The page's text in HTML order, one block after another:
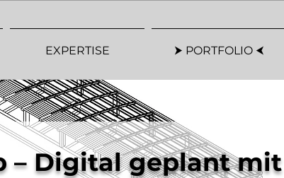
EXPERTISE ⮞ PORTFOLIO ⮜
– Digital geplant mit